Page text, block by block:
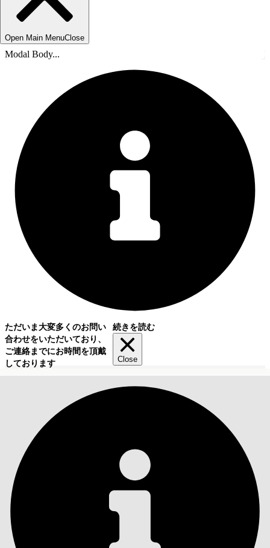
Open Main MenuClose
Modal Body...
ただいま大変多くのお問い
合わせをいただいており、
ご連絡までにお時間を頂戴
しております
続きを読む
Close
目次